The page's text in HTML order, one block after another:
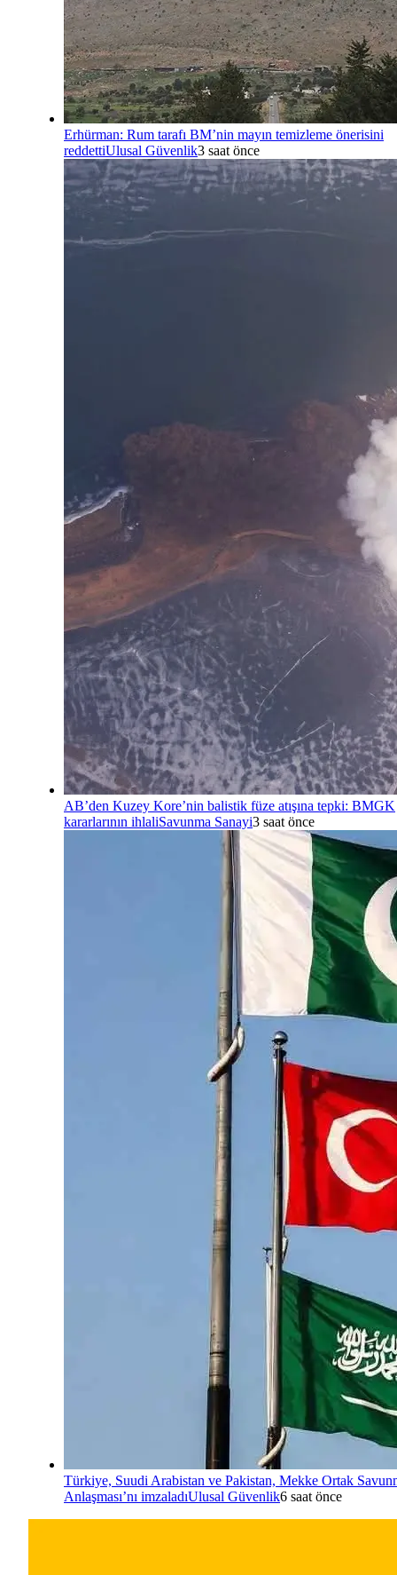
Erhürman: Rum tarafı BM’nin mayın temizleme önerisini
reddettiUlusal Güvenlik3 saat önce
AB’den Kuzey Kore’nin balistik füze atışına tepki: BMGK
kararlarının ihlaliSavunma Sanayi3 saat önce
Türkiye, Suudi Arabistan ve Pakistan, Mekke Ortak
Anlaşması’nı imzaladıUlusal Güvenlik6 saat önce